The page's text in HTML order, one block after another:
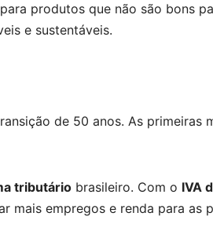
produtos que não são bons
e sustentáveis.
de 50 anos. As primeiras
tributáriobrasileiro. Com o IVA
mais empregos e renda para as